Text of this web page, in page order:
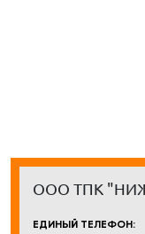
ООО ТПК
ЕДИНЫЙ ТЕЛЕФОН: